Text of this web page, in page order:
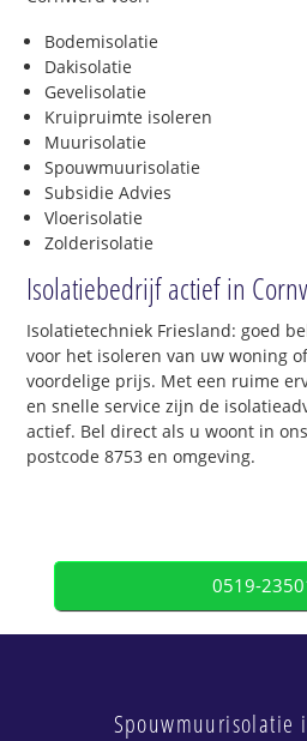
Bodemisolatie
Dakisolatie
Gevelisolatie
Kruipruimte isoleren
Muurisolatie
Spouwmuurisolatie
Subsidie Advies
Vloerisolatie
Zolderisolatie
Isolatiebedrijf actief in
Isolatietechniek Friesland: goed
voor het isoleren van uw woning
voordelige prijs. Met een ruime
en snelle service zijn de
actief. Bel direct als u woont in
postcode 8753 en omgeving.
0519-
Spouwmuurisolatie